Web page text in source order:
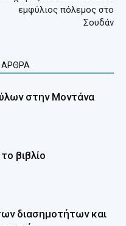
εμφύλιος πόλεμος στο
Σουδάν
ΑΡΘΡΑ
στην Μοντάνα
βιβλίο
διασημοτήτων και